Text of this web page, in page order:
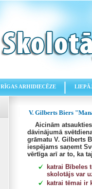
RĪGAS ARHIDIECĒZE
V. Gilberts Biers
Aicinām atsaukties
dāvinājumā
grāmatu V. Gilberts
iespējams saņemt
vērtīga arī ar to, ka
katrai Bībeles
skolotājs var
katrai tēmai ir